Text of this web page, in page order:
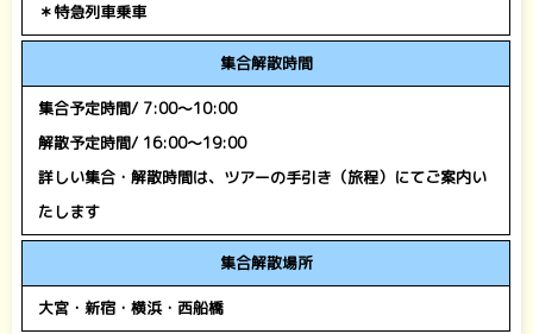
＊特急列車乗車
集合解散時間
集合予定時間/ 7:00～10:00
解散予定時間/ 16:00～19:00
詳しい集合・解散時間は、ツアーの手引き（旅程）にてご案内い
たします
集合解散場所
大宮・新宿・横浜・西船橋